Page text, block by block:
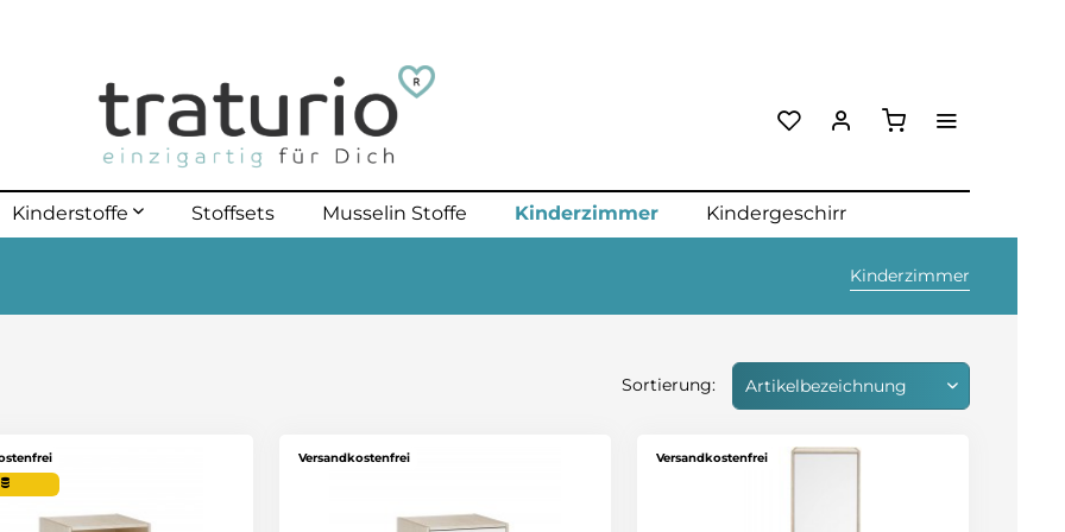
Kinderstoffe Stoffsets Musselin Stoffe Kindergeschirr
Outdoor
Kinderstoffe mehr erfahren
Kinderzimmer
Sortierung:
Versandkostenfrei Versandkostenfrei